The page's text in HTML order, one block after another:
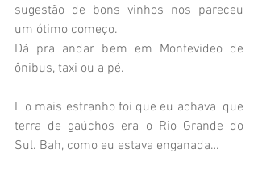
sugestão de bons vinhos nos pareceu
um ótimo começo.
Dá pra andar bem em Montevideo de
ônibus, taxi ou a pé.
E o mais estranho foi que eu achava  que
terra de gaúchos era o Rio Grande do
Sul. Bah, como eu estava enganada…